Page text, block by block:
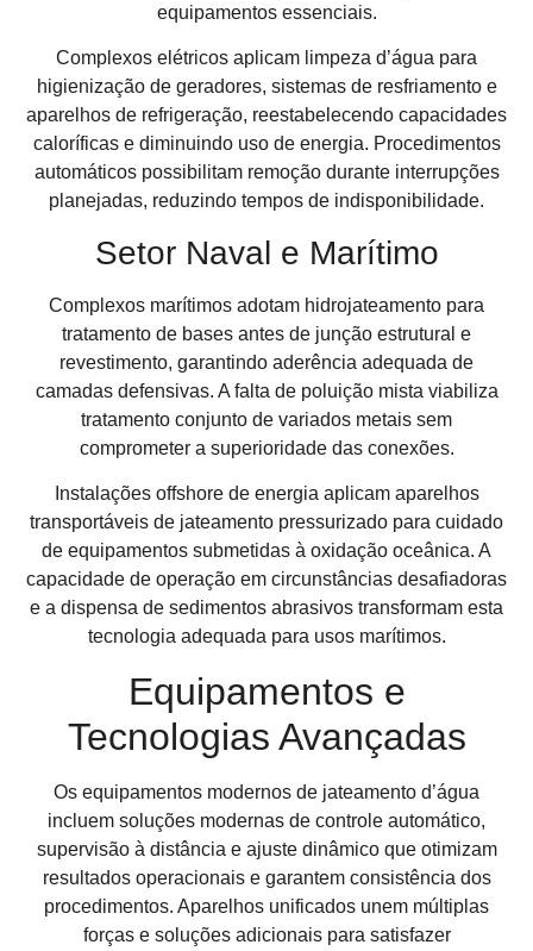
equipamentos essenciais.
Complexos elétricos aplicam limpeza d’água para
higienização de geradores, sistemas de resfriamento e
aparelhos de refrigeração, reestabelecendo capacidades
caloríficas e diminuindo uso de energia. Procedimentos
automáticos possibilitam remoção durante interrupções
planejadas, reduzindo tempos de indisponibilidade.
Setor Naval e Marítimo
Complexos marítimos adotam hidrojateamento para
tratamento de bases antes de junção estrutural e
revestimento, garantindo aderência adequada de
camadas defensivas. A falta de poluição mista viabiliza
tratamento conjunto de variados metais sem
comprometer a superioridade das conexões.
Instalações offshore de energia aplicam aparelhos
transportáveis de jateamento pressurizado para cuidado
de equipamentos submetidas à oxidação oceânica. A
capacidade de operação em circunstâncias desafiadoras
e a dispensa de sedimentos abrasivos transformam esta
tecnologia adequada para usos marítimos.
Equipamentos e
Tecnologias Avançadas
Os equipamentos modernos de jateamento d’água
incluem soluções modernas de controle automático,
supervisão à distância e ajuste dinâmico que otimizam
resultados operacionais e garantem consistência dos
procedimentos. Aparelhos unificados unem múltiplas
forças e soluções adicionais para satisfazer